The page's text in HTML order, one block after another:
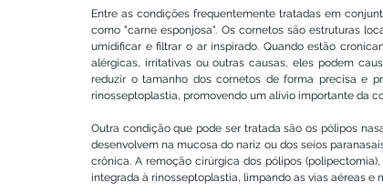
Entre as condições frequentemente tratadas em
como "carne esponjosa". Os cornetos são estruturas
umidificar e filtrar o ar inspirado. Quando estão
alérgicas, irritativas ou outras causas, eles podem
reduzir o tamanho dos cornetos de forma precisa e
rinosseptoplastia, promovendo um alívio importante da
Outra condição que pode ser tratada são os pólipos
desenvolvem na mucosa do nariz ou dos seios
crônica. A remoção cirúrgica dos pólipos
integrada à rinosseptoplastia, limpando as vias aéreas e